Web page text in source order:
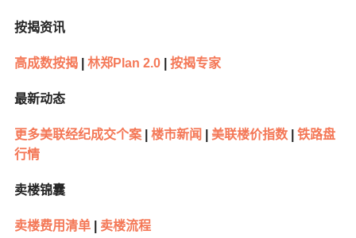
按揭资讯
高成数按揭| 林郑Plan 2.0| 按揭专家
最新动态
更多美联经纪成交个案| 楼市新闻 美联楼价指数|
铁路盘
行情
卖楼锦囊
卖楼费用清单| 卖楼流程